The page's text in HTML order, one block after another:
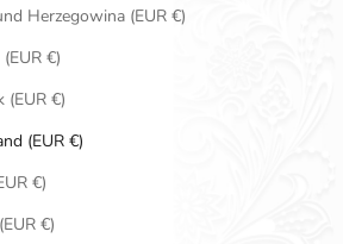
Herzegowina (EUR €)
€)
(EUR €)
(EUR €)
€)
€)